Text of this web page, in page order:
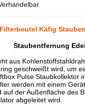
Käfig
Staubentfernung
aus
geschweißt wird, um
Pulse
werden mit einem
auf der Außenfläche des
abgeleitet wird.